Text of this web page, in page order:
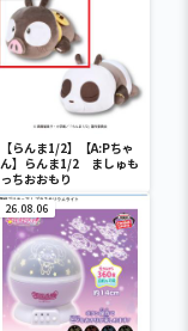
【らんま1/2】【A:Pちゃ
ん】らんま1/2 ましゅも
っちおおもり
26.08.06